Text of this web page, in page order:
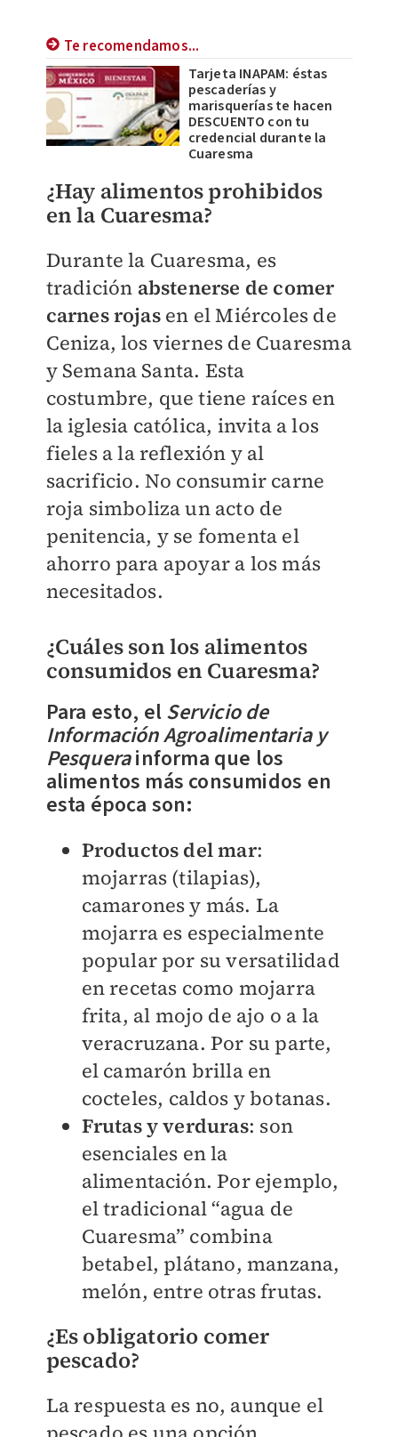
Te recomendamos...
Tarjeta INAPAM: éstas
pescaderías y
marisquerías te hacen
DESCUENTO con tu
credencial durante la
Cuaresma
¿Hay alimentos prohibidos
en la Cuaresma?
Durante la Cuaresma, es
tradición abstenerse de comer
carnes rojasen el Miércoles de
Ceniza, los viernes de Cuaresma
y Semana Santa. Esta
costumbre, que tiene raíces en
la iglesia católica, invita a los
fieles a la reflexión y al
sacrificio. No consumir carne
roja simboliza un acto de
penitencia, y se fomenta el
ahorro para apoyar a los más
necesitados.
¿Cuáles son los alimentos
consumidos en Cuaresma?
Para esto, elServicio de
Información Agroalimentaria y
Pesquerainforma que los
alimentos más consumidos en
esta época son:
Productos del mar:
mojarras (tilapias),
camarones y más. La
mojarra es especialmente
popular por su versatilidad
en recetas como mojarra
frita, al mojo de ajo o a la
veracruzana. Por su parte,
el camarón brilla en
cocteles, caldos y botanas.
Frutas y verduras: son
esenciales en la
alimentación. Por ejemplo,
el tradicional “agua de
Cuaresma” combina
betabel, plátano, manzana,
melón, entre otras frutas.
¿Es obligatorio comer
pescado?
La respuesta es no, aunque el